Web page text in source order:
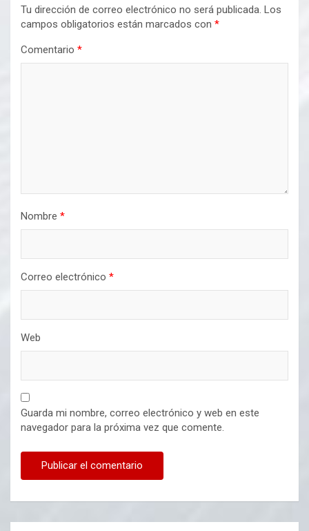
Tu dirección de correo electrónico no será publicada. Los
campos obligatorios están marcados con *
Comentario *
Nombre *
Correo electrónico *
Web
Guarda mi nombre, correo electrónico y web en este
navegador para la próxima vez que comente.